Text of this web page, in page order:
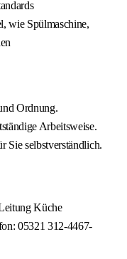
wie Spülmaschine,
Ordnung.
Arbeitsweise.
Sie selbstverständlich.
Küche
05321 312-4467-